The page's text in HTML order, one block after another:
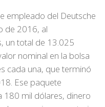
empleado del Deutsche
de 2016, al
un total de 13.025
nominal en la bolsa
cada una, que terminó
Ese paquete
180 mil dólares, dinero